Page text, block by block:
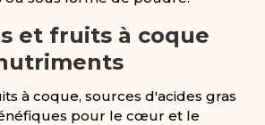
et fruits à coque
à coque, sources d'acides gras
pour le cœur et le